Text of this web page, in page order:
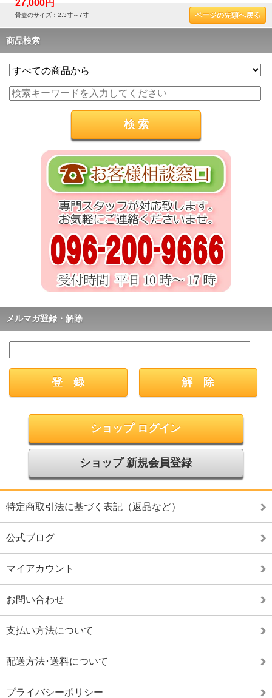
27,000円
骨壺のサイズ：2.3寸～7寸 ページの先頭へ戻る
商品検索
メルマガ登録・解除
ショップ ログイン
ショップ 新規会員登録
特定商取引法に基づく表記（返品など）
公式ブログ
マイアカウント
お問い合わせ
支払い方法について
配送方法･送料について
プライバシーポリシー